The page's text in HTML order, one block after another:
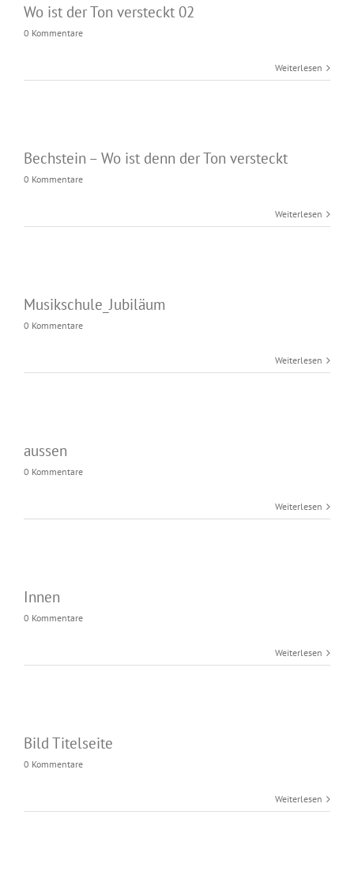
Wo ist der Ton versteckt 02
0 Kommentare
Weiterlesen
Bechstein – Wo ist denn der Ton versteckt
0 Kommentare
Weiterlesen
Musikschule_Jubiläum
0 Kommentare
Weiterlesen
aussen
0 Kommentare
Weiterlesen
Innen
0 Kommentare
Weiterlesen
Bild Titelseite
0 Kommentare
Weiterlesen